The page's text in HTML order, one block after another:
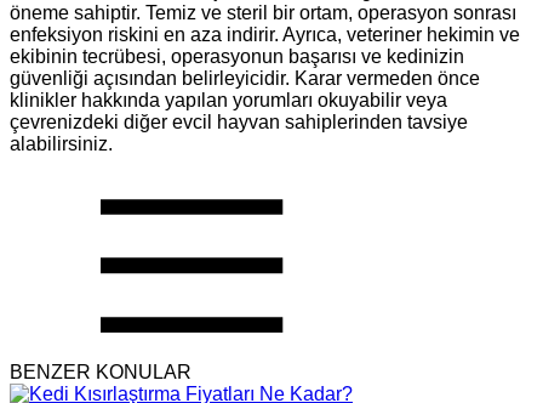
öneme sahiptir. Temiz ve steril bir ortam, operasyon sonrası
enfeksiyon riskini en aza indirir. Ayrıca, veteriner hekimin ve
ekibinin tecrübesi, operasyonun başarısı ve kedinizin
güvenliği açısından belirleyicidir. Karar vermeden önce
klinikler hakkında yapılan yorumları okuyabilir veya
çevrenizdeki diğer evcil hayvan sahiplerinden tavsiye
alabilirsiniz.
BENZER KONULAR